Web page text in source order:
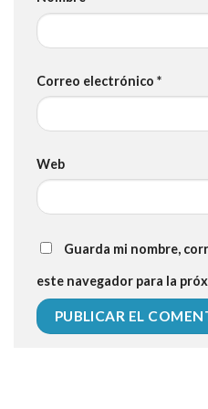
Correo electrónico *
Web
Guarda mi nombre,
este navegador para la